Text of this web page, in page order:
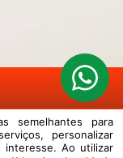
semelhantes para
personalizar
interesse. Ao utilizar